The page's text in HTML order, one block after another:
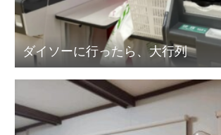
ダイソーに行ったら、大行列